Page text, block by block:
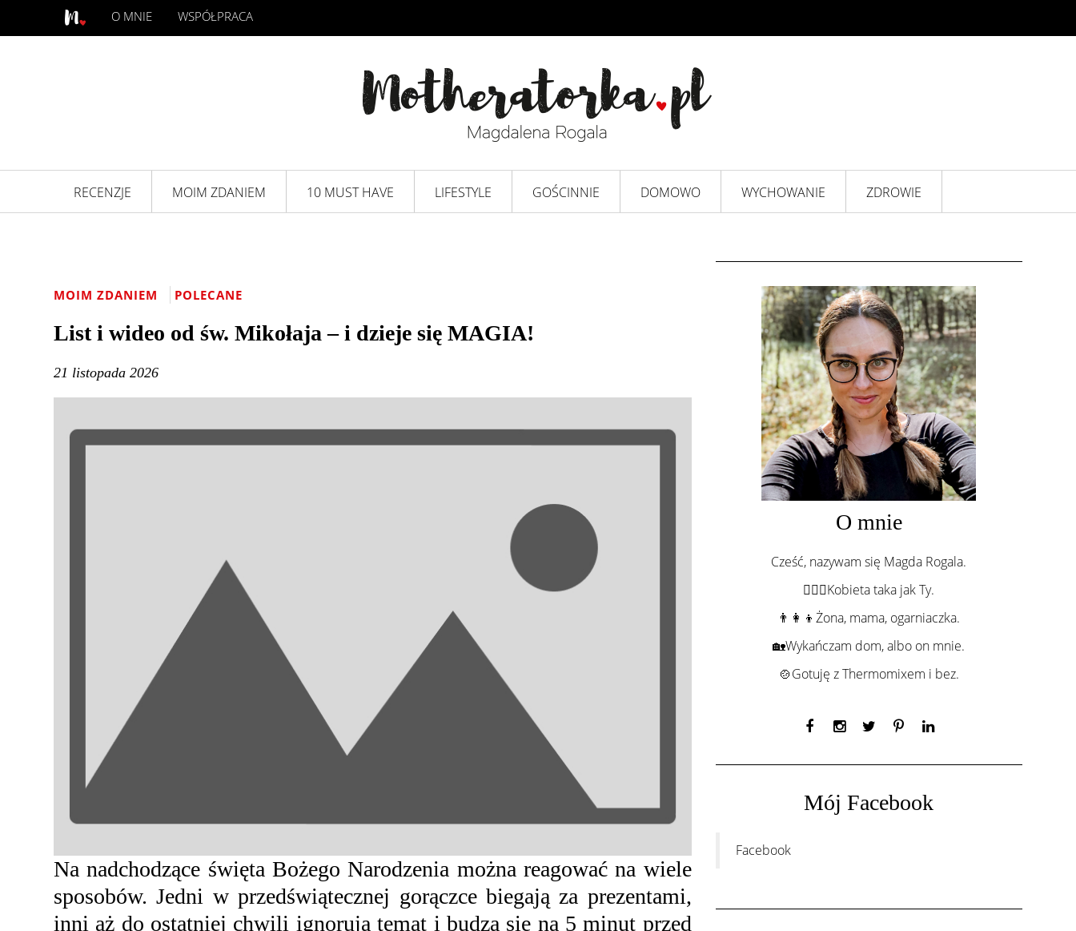
O MNIE WSPÓŁPRACA
RECENZJE MOIM ZDANIEM 10 MUST HAVE LIFESTYLE GOŚCINNIE DOMOWO WYCHOWANIE ZDROWIE
MOIM ZDANIEM POLECANE
List i wideo od św. Mikołaja – i dzieje się MAGIA!
21 listopada 2026
Na nadchodzące święta Bożego Narodzenia można reagować na wiele
sposobów. Jedni w przedświątecznej gorączce biegają za prezentami,
inni aż do ostatniej chwili ignorują temat i budzą się na 5 minut przed
O mnie
Cześć, nazywam się Magda Rogala.
💁🏻‍♀️Kobieta taka jak Ty.
👨‍👩‍👦Żona, mama, ogarniaczka.
🏡Wykańczam dom, albo on mnie.
🍲Gotuję z Thermomixem i bez.
Mój Facebook
Facebook